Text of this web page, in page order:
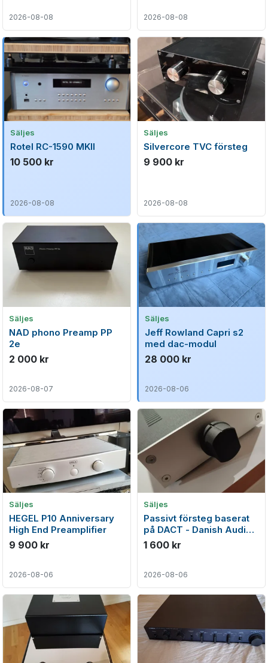
2026-08-08 2026-08-08
Säljes
Rotel RC-1590 MKII
10 500 kr
2026-08-08
Säljes
Silvercore TVC försteg
9 900 kr
2026-08-08
Säljes
NAD phono Preamp PP
2e
2 000 kr
2026-08-07
Säljes
Jeff Rowland Capri s2
med dac-modul
28 000 kr
2026-08-06
Säljes
HEGEL P10 Anniversary
High End Preamplifier
9 900 kr
2026-08-06
Säljes
Passivt försteg baserat
på DACT - Danish Audio
ConnecT potentiometer
1 600 kr
2026-08-06